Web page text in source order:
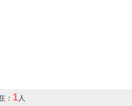
： 1人